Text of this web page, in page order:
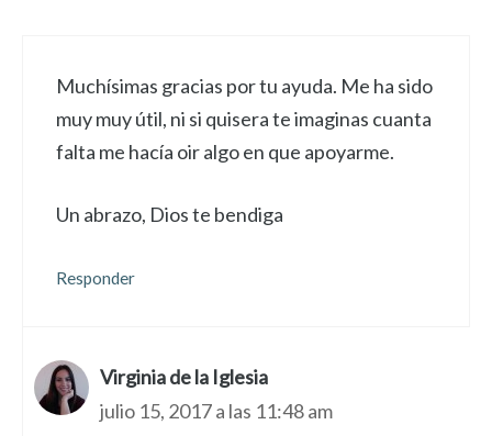
Muchísimas gracias por tu ayuda. Me ha sido
muy muy útil, ni si quisera te imaginas cuanta
falta me hacía oir algo en que apoyarme.
Un abrazo, Dios te bendiga
Responder
Virginia de la Iglesia
julio 15, 2017 a las 11:48 am